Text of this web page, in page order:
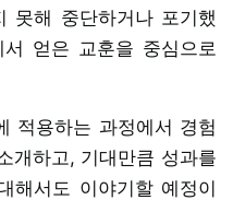
못해 중단하거나 포기했
얻은 교훈을 중심으로
적용하는 과정에서 경험
개하고, 기대만큼 성과를
해서도 이야기할 예정이